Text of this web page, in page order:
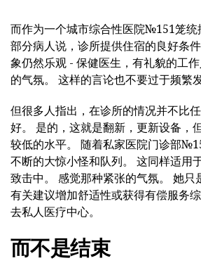
而作为一个城市综合性医院№151笼统
部分病人说，诊所提供住宿的良好条
象仍然乐观 - 保健医生，有礼貌的工
的气氛。 这样的言论也不要过于频繁发
但很多人指出，在诊所的情况并不比
好。 是的，这就是翻新，更新设备，
较低的水平。 随着私家医院门诊部
不断的大惊小怪和队列。 这同样适用
致击中。 感觉那种紧张的气氛。 她只
有关建议增加舒适性或获得有偿服务
去私人医疗中心。
而不是结束